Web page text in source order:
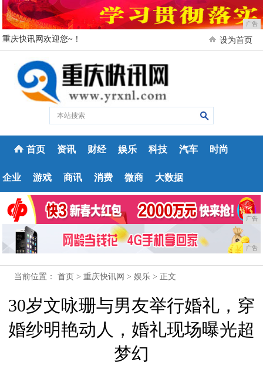
广告
重庆快讯网欢迎您~！ 设为首页
首页 资讯 财经 娱乐 科技 汽车 时尚
企业 游戏 商讯 消费 微商 大数据
广告
广告
当前位置：首页 >重庆快讯网 >娱乐 > 正文
30岁文咏珊与男友举行婚礼，穿
婚纱明艳动人，婚礼现场曝光超
梦幻